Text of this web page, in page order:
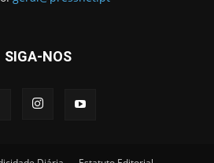
SIGA-NOS